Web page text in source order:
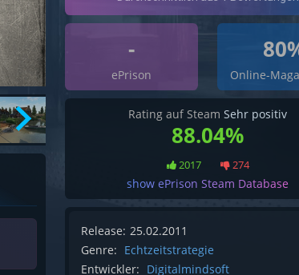
-
ePrison Online-
Rating auf Steam Sehr positiv
88.04%
2017 274
show ePrison Steam Database
Release: 25.02.2011
Genre: Echtzeitstrategie
Entwickler: Digitalmindsoft